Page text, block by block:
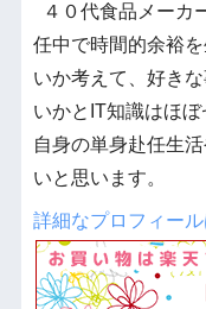
４０代食品メーカ
任中で時間的余裕
いか考えて、好き
いかとIT知識はほぼ
自身の単身赴任生
いと思います。
詳細なプロフィー